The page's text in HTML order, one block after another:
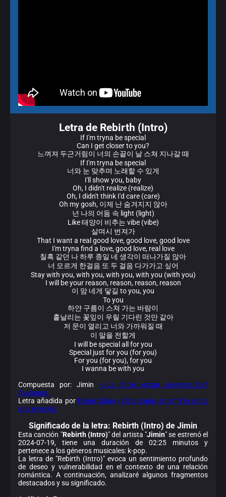
Letra de Rebirth (Intro)
If I'm tryna be special
Can I get closer to you?
느껴져 두근거림이 너의 손끝이 날 스쳐 지나갈 때
If I'm tryna be special
너와 눈 맞추며 노래할 수 있게
I'll show you, baby
Oh, I didn't realize (realize)
Oh, I didn't think I'd care (care)
Oh my gosh, 이제 난 숨겨지지 않아
넌 나의 어둠 속 light (light)
Like 태양이 비추는 vibe (vibe)
살며시 번져가
That I want a real good love, good love, good love
I'm tryna find a love, good love, real love
칠흑 같던 나 하루 종일 네 생각이 떠나가질 않아
너 모르게 한걸음 또 두 걸음 다가가고 싶어
Stay with you, with you, with you, with you (with you)
I will be your reason, reason, reason, reason
이 맘 네게 닿길 to you, you
To you
하얀 구름이 스쳐 가는 바람이
흩날리는 꽃잎이 우릴 기다린 것만 같아
저 문이 열리고 너와 가까워질 때
이 말을 전할게
I will be special all for you
Special just for you (for you)
For you (for you), for you
I wanna be with you
Compuesta por: Jimin ¿Los datos están equivocados?
Avísanos.
Letra añadida por Diego Salas ¿Viste algún error? Envíanos
una revisión.
Significado de la letra: Rebirth (Intro) de Jimin
Esta canción "Rebirth (Intro)" del artista "Jimin" se estrenó el
2024-07-19, tiene una duración de 02:25 minutos y
pertenece a los géneros musicales: k-pop.
La letra de "Rebirth (Intro)" evoca un sentimiento profundo
de deseo y vulnerabilidad en el contexto de una relación
romántica. A continuación, analizaré algunos fragmentos
destacados y su significado.